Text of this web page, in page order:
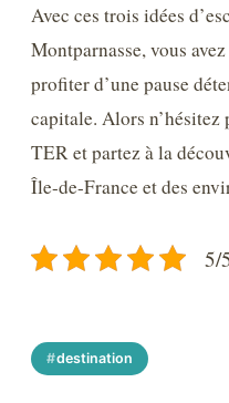
Avec ces trois idées
Montparnasse, vous
profiter d’une pause
capitale. Alors
TER et partez à la
Île-de-France et des
5/
destination